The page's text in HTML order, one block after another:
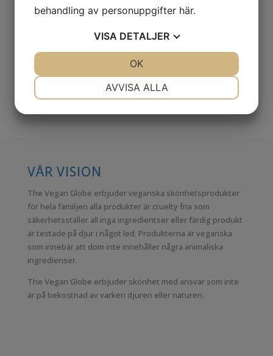
INFORMATION
Varumärken
Köpvillkor
Kontakta oss vid kundfrågor
VÅR VISION
The Vegan Globe erbjuder veganska skönhetsprodukter
för hela familjen alla produkter är cruelty fria som
säkerhetsställer all inga ingredientser eller färdig produkt
är testade på djur i något led. Produkterna är veganska
som innebär att dom inte innehåller några animaliska
ingredienser.
The Vegan Globe erbjuder skönhet med ansvar som inte
är på bekostnad av varken djuren eller naturen.
behandling av personuppgifter här.
VISA DETALJER
AVVISA ALLA
OK